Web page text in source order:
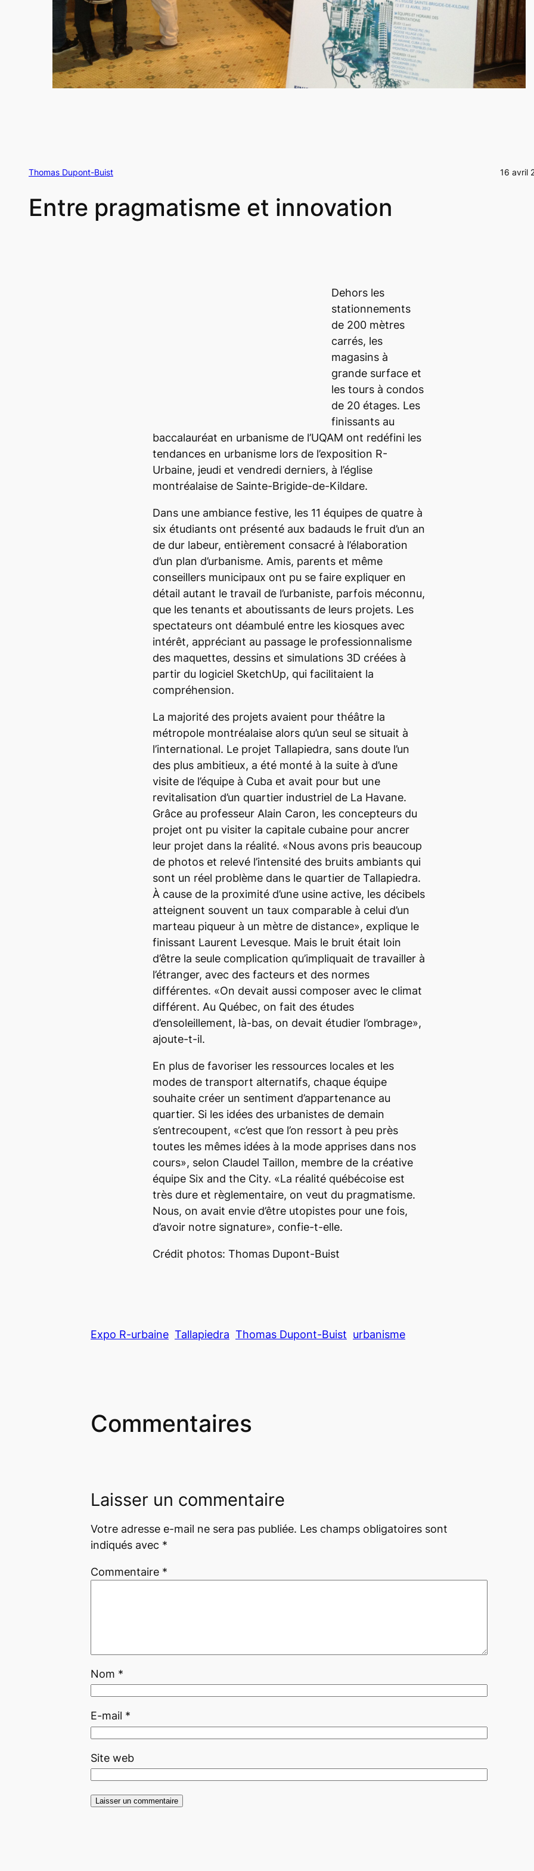
Thomas Dupont-Buist 16 avril
Entre pragmatisme et innovation
Dehors les
stationnements
de 200 mètres
carrés, les
magasins à
grande surface et
les tours à condos
de 20 étages. Les
finissants au
baccalauréat en urbanisme de l’UQAM ont redéfini les
tendances en urbanisme lors de l’exposition R-
Urbaine, jeudi et vendredi derniers, à l’église
montréalaise de Sainte-Brigide-de-Kildare.
Dans une ambiance festive, les 11 équipes de quatre à
six étudiants ont présenté aux badauds le fruit d’un an
de dur labeur, entièrement consacré à l’élaboration
d’un plan d’urbanisme. Amis, parents et même
conseillers municipaux ont pu se faire expliquer en
détail autant le travail de l’urbaniste, parfois méconnu,
que les tenants et aboutissants de leurs projets. Les
spectateurs ont déambulé entre les kiosques avec
intérêt, appréciant au passage le professionnalisme
des maquettes, dessins et simulations 3D créées à
partir du logiciel SketchUp, qui facilitaient la
compréhension.
La majorité des projets avaient pour théâtre la
métropole montréalaise alors qu’un seul se situait à
l’international. Le projet Tallapiedra, sans doute l’un
des plus ambitieux, a été monté à la suite à d’une
visite de l’équipe à Cuba et avait pour but une
revitalisation d’un quartier industriel de La Havane.
Grâce au professeur Alain Caron, les concepteurs du
projet ont pu visiter la capitale cubaine pour ancrer
leur projet dans la réalité. «Nous avons pris beaucoup
de photos et relevé l’intensité des bruits ambiants qui
sont un réel problème dans le quartier de Tallapiedra.
À cause de la proximité d’une usine active, les décibels
atteignent souvent un taux comparable à celui d’un
marteau piqueur à un mètre de distance», explique le
finissant Laurent Levesque. Mais le bruit était loin
d’être la seule complication qu’impliquait de travailler à
l’étranger, avec des facteurs et des normes
différentes. «On devait aussi composer avec le climat
différent. Au Québec, on fait des études
d’ensoleillement, là-bas, on devait étudier l’ombrage»,
ajoute-t-il.
En plus de favoriser les ressources locales et les
modes de transport alternatifs, chaque équipe
souhaite créer un sentiment d’appartenance au
quartier. Si les idées des urbanistes de demain
s’entrecoupent, «c’est que l’on ressort à peu près
toutes les mêmes idées à la mode apprises dans nos
cours», selon Claudel Taillon, membre de la créative
équipe Six and the City. «La réalité québécoise est
très dure et règlementaire, on veut du pragmatisme.
Nous, on avait envie d’être utopistes pour une fois,
d’avoir notre signature», confie-t-elle.
Crédit photos: Thomas Dupont-Buist
Expo R-urbaine Tallapiedra Thomas Dupont-Buist urbanisme
Commentaires
Laisser un commentaire
Votre adresse e-mail ne sera pas publiée. Les champs obligatoires sont
indiqués avec *
Commentaire *
Nom *
E-mail *
Site web